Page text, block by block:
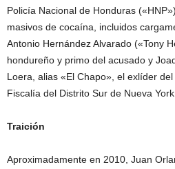
Policía Nacional de Honduras
masivos de cocaína, incluidos
Antonio Hernández Alvarado («Tony
hondureño y primo del acusado y
Loera, alias «El Chapo», el exlíder
Fiscalía del Distrito Sur de Nueva York
Traición
Aproximadamente en 2010, Juan